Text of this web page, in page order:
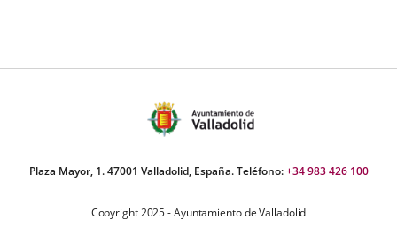
Plaza Mayor, 1. 47001 Valladolid, España. Teléfono:+34 983 426 100
Copyright 2025 - Ayuntamiento de Valladolid